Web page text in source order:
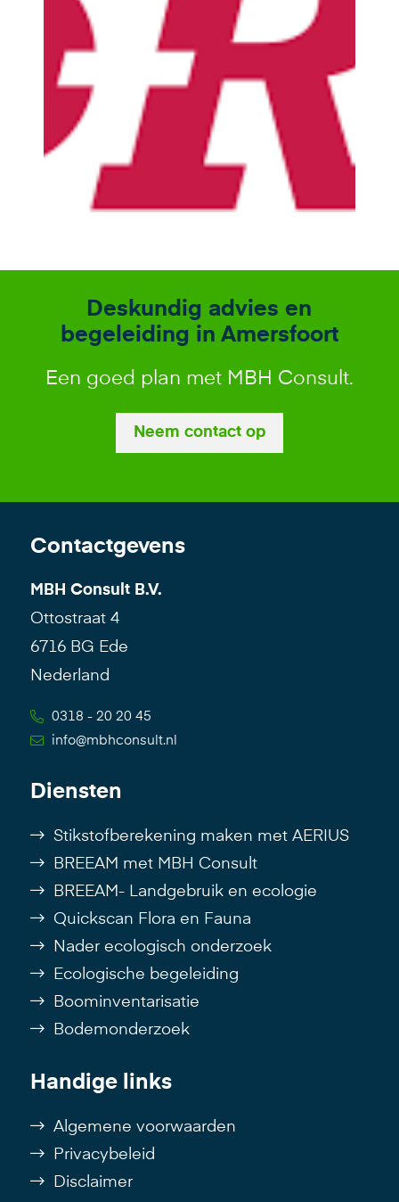
Deskundig advies en
begeleiding in Amersfoort
Een goed plan met MBH Consult.
Neem contact op
Contactgevens
MBH Consult B.V.
Ottostraat 4
6716 BG Ede
Nederland
0318 - 20 20 45
info@mbhconsult.nl
Diensten
Stikstofberekening maken met AERIUS
BREEAM met MBH Consult
BREEAM- Landgebruik en ecologie
Quickscan Flora en Fauna
Nader ecologisch onderzoek
Ecologische begeleiding
Boominventarisatie
Bodemonderzoek
Handige links
Algemene voorwaarden
Privacybeleid
Disclaimer